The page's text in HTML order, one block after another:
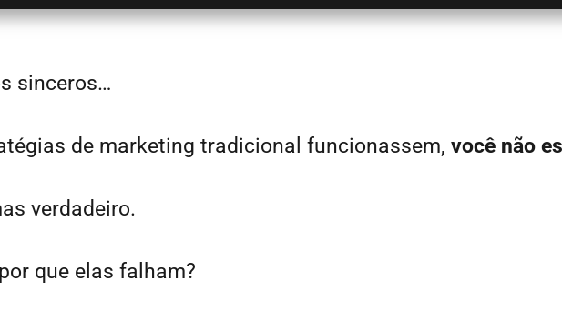
sinceros…
de marketing tradicional funcionassem, você não
verdadeiro.
que elas falham?